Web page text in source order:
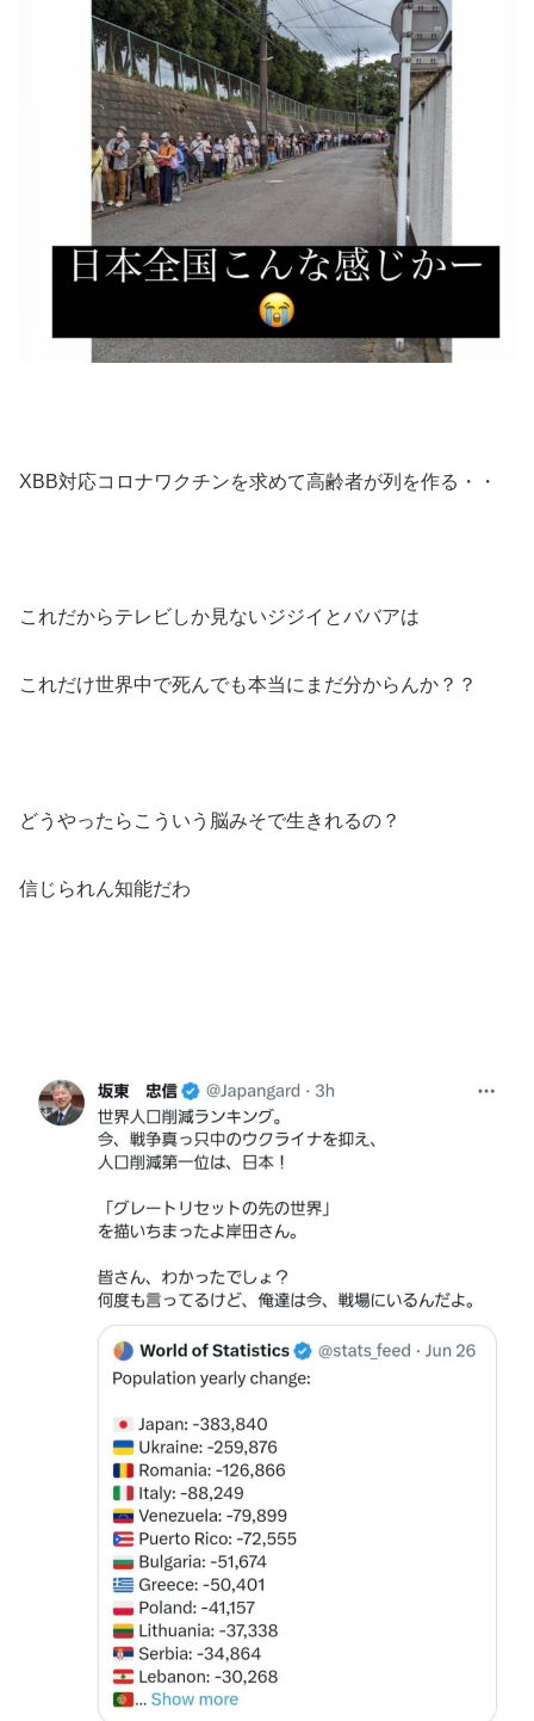
XBB対応コロナワクチンを求めて高齢者が列を作る・・
これだからテレビしか見ないジジイとババアは
これだけ世界中で死んでも本当にまだ分からんか？？
どうやったらこういう脳みそで生きれるの？
信じられん知能だわ